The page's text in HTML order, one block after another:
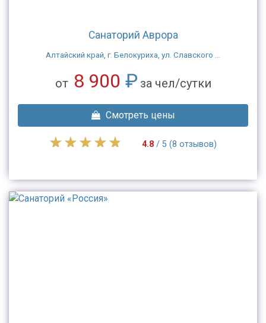
Санаторий Аврора
Алтайский край, г. Белокуриха, ул. Славского ...
от 8 900 ₽ за чел/сутки
Смотреть цены
4.8/ 5 (8 отзывов)